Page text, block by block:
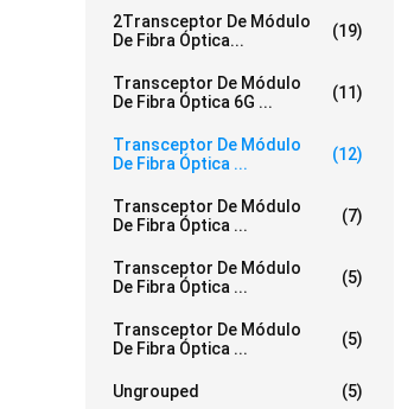
2Transceptor De Módulo
De Fibra Óptica...
(19)
Transceptor De Módulo
De Fibra Óptica 6G ...
(11)
Transceptor De Módulo
De Fibra Óptica ...
(12)
Transceptor De Módulo
De Fibra Óptica ...
(7)
Transceptor De Módulo
De Fibra Óptica ...
(5)
Transceptor De Módulo
De Fibra Óptica ...
(5)
Ungrouped (5)